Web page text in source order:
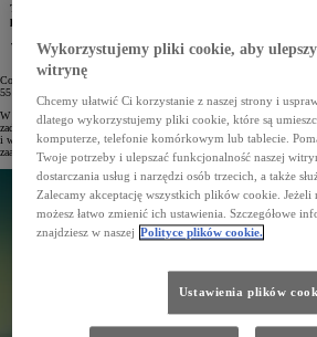
Toyota udoskonaliła Corollę Cross. Model zyskał stylowy grill i
przeprojektowano reflektory i lampy tylne, zastosowano nowe
warunkach. Wprowadzono też nową wersję GR SPORT, która
układem jezdnym, nowym trybem Sport oraz
Corolla to najpopularniejsze auto osobowe na świecie. Od 1966 roku
55 mln egzemplarzy tego modelu Toyoty.
W 2022 roku do rodzinny Corolli dołączył praktyczny i
zadebiutowały m.in. napędy hybrydowe 5. generacji, a także nowe
i wsparcia kierowcy Toyota T-MATE. Po 3 latach Toyota udoskonaliła
zaawansowane technologie i odświeżając design auta, a także
Wykorzystujemy pliki cookie, aby
witrynę
Chcemy ułatwić Ci korzystanie z naszej strony i
dlatego wykorzystujemy pliki cookie, które są
komputerze, telefonie komórkowym lub tablecie.
Twoje potrzeby i ulepszać funkcjonalność naszej
dostarczania usług i narzędzi osób trzecich, a także
Zalecamy akceptację wszystkich plików cookie. Jeżeli
możesz łatwo zmienić ich ustawienia. Szczegółowe
znajdziesz w naszej Polityce plików cookie.
Ustawienia plików